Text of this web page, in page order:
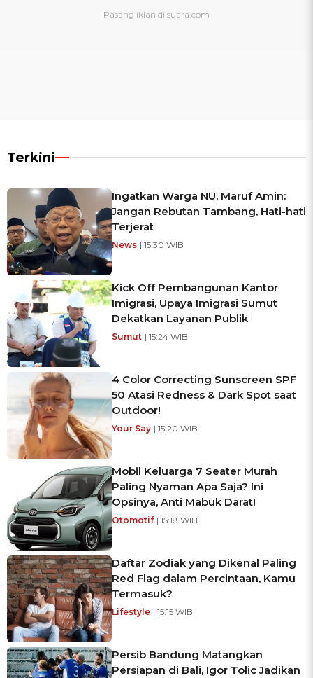
Terkini
Ingatkan Warga NU, Maruf Amin:
Jangan Rebutan Tambang, Hati-hati
Terjerat
News | 15:30 WIB
Kick Off Pembangunan Kantor
Imigrasi, Upaya Imigrasi Sumut
Dekatkan Layanan Publik
Sumut | 15:24 WIB
4 Color Correcting Sunscreen SPF
50 Atasi Redness & Dark Spot saat
Outdoor!
Your Say | 15:20 WIB
Mobil Keluarga 7 Seater Murah
Paling Nyaman Apa Saja? Ini
Opsinya, Anti Mabuk Darat!
Otomotif | 15:18 WIB
Daftar Zodiak yang Dikenal Paling
Red Flag dalam Percintaan, Kamu
Termasuk?
Lifestyle | 15:15 WIB
Persib Bandung Matangkan
Persiapan di Bali, Igor Tolic Jadikan